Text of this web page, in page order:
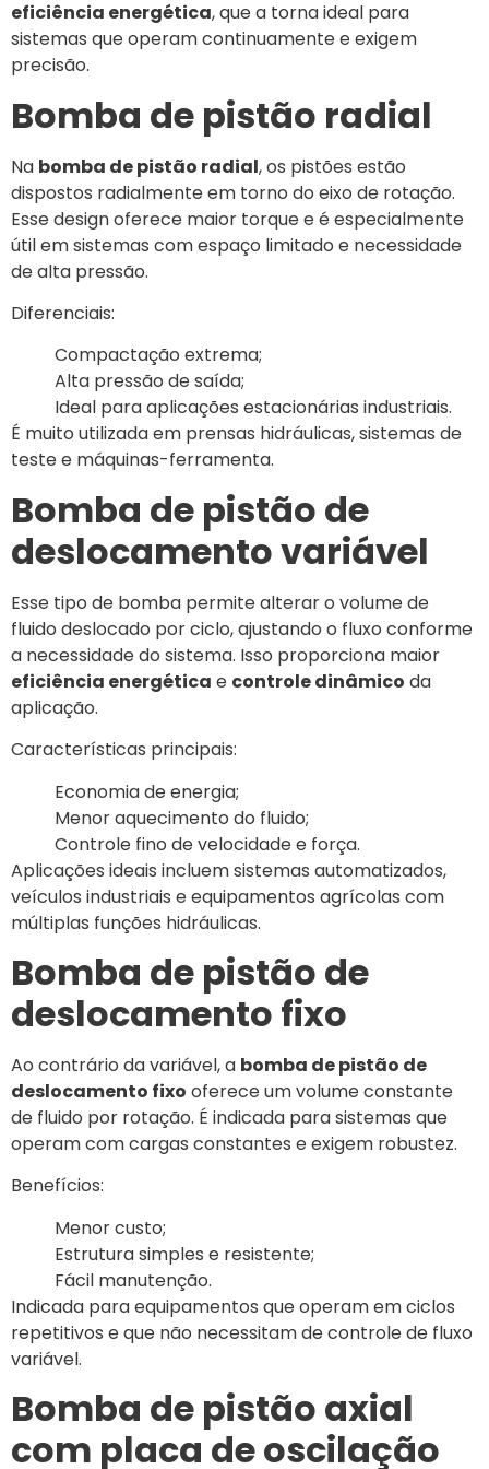
eficiência energética, que a torna ideal para
sistemas que operam continuamente e exigem
precisão.
Bomba de pistão radial
Na bomba de pistão radial, os pistões estão
dispostos radialmente em torno do eixo de rotação.
Esse design oferece maior torque e é especialmente
útil em sistemas com espaço limitado e necessidade
de alta pressão.
Diferenciais:
Compactação extrema;
Alta pressão de saída;
Ideal para aplicações estacionárias industriais.
É muito utilizada em prensas hidráulicas, sistemas de
teste e máquinas-ferramenta.
Bomba de pistão de
deslocamento variável
Esse tipo de bomba permite alterar o volume de
fluido deslocado por ciclo, ajustando o fluxo conforme
a necessidade do sistema. Isso proporciona maior
eficiência energética e controle dinâmico da
aplicação.
Características principais:
Economia de energia;
Menor aquecimento do fluido;
Controle fino de velocidade e força.
Aplicações ideais incluem sistemas automatizados,
veículos industriais e equipamentos agrícolas com
múltiplas funções hidráulicas.
Bomba de pistão de
deslocamento fixo
Ao contrário da variável, a bomba de pistão de
deslocamento fixo oferece um volume constante
de fluido por rotação. É indicada para sistemas que
operam com cargas constantes e exigem robustez.
Benefícios:
Menor custo;
Estrutura simples e resistente;
Fácil manutenção.
Indicada para equipamentos que operam em ciclos
repetitivos e que não necessitam de controle de fluxo
variável.
Bomba de pistão axial
com placa de oscilação